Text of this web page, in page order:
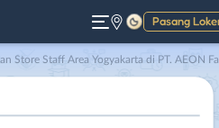
Pasang
Gelap
Staff Area Yogyakarta di PT. AEON Fantasy Indonesia